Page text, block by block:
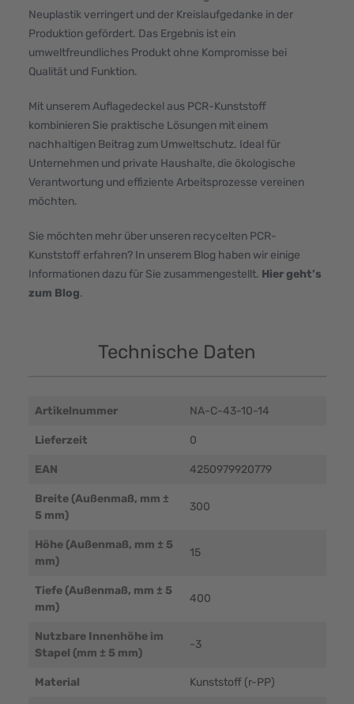
Neuplastik verringert und der Kreislaufgedanke in der
Produktion gefördert. Das Ergebnis ist ein
umweltfreundliches Produkt ohne Kompromisse bei
Qualität und Funktion.
Mit unserem Auflagedeckel aus PCR-Kunststoff
kombinieren Sie praktische Lösungen mit einem
nachhaltigen Beitrag zum Umweltschutz. Ideal für
Unternehmen und private Haushalte, die ökologische
Verantwortung und effiziente Arbeitsprozesse vereinen
möchten.
Sie möchten mehr über unseren recycelten PCR-
Kunststoff erfahren? In unserem Blog haben wir einige
Informationen dazu für Sie zusammengestellt. Hier geht’s
zum Blog.
Technische Daten
Artikelnummer NA-C-43-10-14
Lieferzeit 0
EAN 4250979920779
Breite (Außenmaß, mm ±
5 mm)
300
Höhe (Außenmaß, mm ± 5
mm)
15
Tiefe (Außenmaß, mm ± 5
mm)
400
Nutzbare Innenhöhe im
Stapel (mm ± 5 mm)
-3
Material Kunststoff (r-PP)